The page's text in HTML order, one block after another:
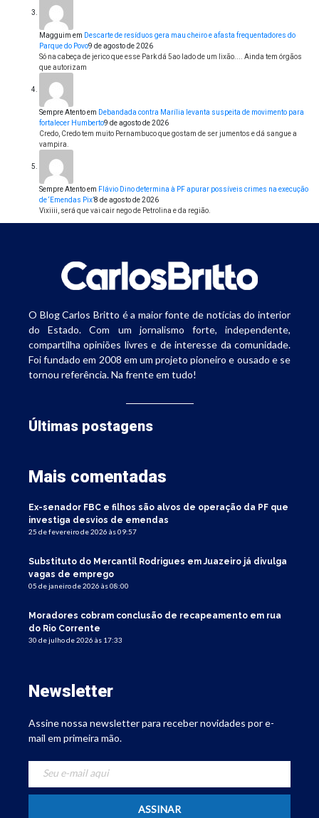
Magguim em Descarte de resíduos gera mau cheiro e afasta frequentadores do
Parque do Povo9 de agosto de 2026
Só na cabeça de jerico que esse Park dá 5ao lado de um lixão.... Ainda tem órgãos
que autorizam
Sempre Atentoem Debandada contra Marília levanta suspeita de movimento para
fortalecer Humberto9 de agosto de 2026
Credo, Credo tem muito Pernambuco que gostam de ser jumentos e dá sangue a
vampira.
Sempre Atentoem Flávio Dino determina à PF apurar possíveis crimes na execução
de ‘Emendas Pix’8 de agosto de 2026
Vixiiii, será que vai cair nego de Petrolina e da região.
O Blog Carlos Britto é a maior fonte de notícias do interior
do Estado. Com um jornalismo forte, independente,
compartilha opiniões livres e de interesse da comunidade.
Foi fundado em 2008 em um projeto pioneiro e ousado e se
tornou referência. Na frente em tudo!
Últimas postagens
Mais comentadas
Ex-senador FBC e filhos são alvos de operação da PF que
investiga desvios de emendas
25 de fevereiro de 2026 às 09:57
Substituto do Mercantil Rodrigues em Juazeiro já divulga
vagas de emprego
05 de janeiro de 2026 às 08:00
Moradores cobram conclusão de recapeamento em rua
do Rio Corrente
30 de julho de 2026 às 17:33
Newsletter
Assine nossa newsletter para receber novidades por e-
mail em primeira mão.